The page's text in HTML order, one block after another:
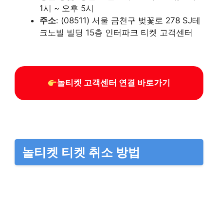
1시 ~ 오후 5시
주소: (08511) 서울 금천구 벚꽃로 278 SJ테
크노빌 빌딩 15층 인터파크 티켓 고객센터
놀티켓 고객센터 연결 바로가기
놀티켓 티켓 취소 방법